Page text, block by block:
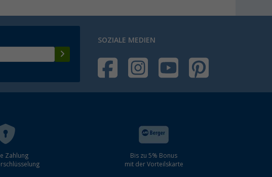
SOZIALE MEDIEN
Zahlung
Bis zu 5% Bonus
mit der Vorteilskarte